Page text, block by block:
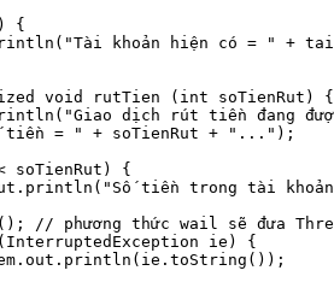
{
khoản hiện có = " +
void rutTien (int soTienRut) {
dịch rút tiền đang
soTienRut + "...");
{
tiền trong tài khoản
thức wail sẽ đưa Thread
ie) {